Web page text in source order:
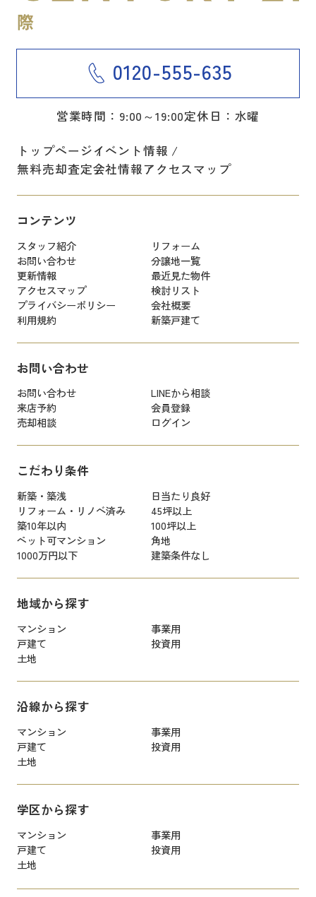
0120-555-635
営業時間：9:00～19:00定休日：水曜
トップページイベント情報
無料売却査定会社情報アクセスマップ
コンテンツ
スタッフ紹介
リフォーム
お問い合わせ
分譲地一覧
更新情報
最近見た物件
アクセスマップ
検討リスト
プライバシーポリシー
会社概要
利用規約
新築戸建て
お問い合わせ
お問い合わせ
LINEから相談
来店予約
会員登録
売却相談
ログイン
こだわり条件
新築・築浅
日当たり良好
リフォーム・リノベ済み
45坪以上
築10年以内
100坪以上
ペット可マンション
角地
1000万円以下
建築条件なし
地域から探す
マンション
事業用
戸建て
投資用
土地
沿線から探す
マンション
事業用
戸建て
投資用
土地
学区から探す
マンション
事業用
戸建て
投資用
土地